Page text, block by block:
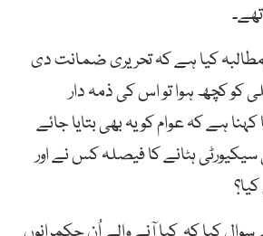
مطالبہ کیا ہے کہ تحریری ضمانت دی
کو کچھ ہوا تو اس کی ذمہ دار
ہے کہ عوام کو یہ بھی بتایا جائے
ہٹانے کا فیصلہ کس نے اور